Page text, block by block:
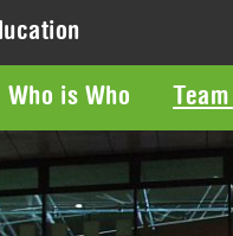
Who is Who